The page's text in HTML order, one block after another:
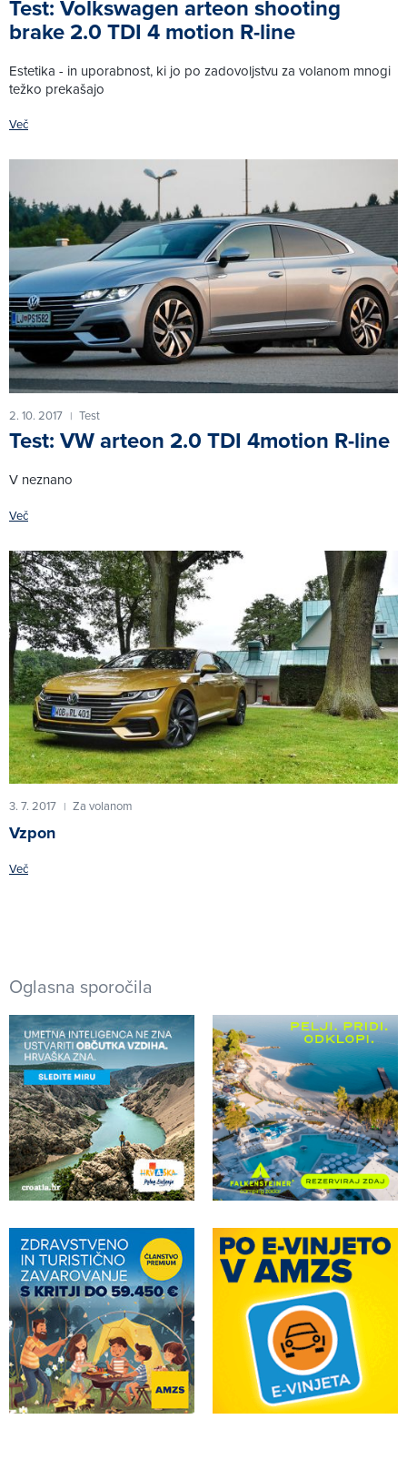
Test: Volkswagen arteon shooting
brake 2.0 TDI 4 motion R-line
Estetika - in uporabnost, ki jo po zadovoljstvu za volanom mnogi
težko prekašajo
Več
2. 10. 2017 | Test
Test: VW arteon 2.0 TDI 4motion R-line
V neznano
Več
3. 7. 2017 | Za volanom
Vzpon
Več
Oglasna sporočila